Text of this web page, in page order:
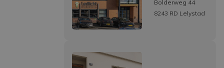
Bolderweg 44
8243 RD Lelystad